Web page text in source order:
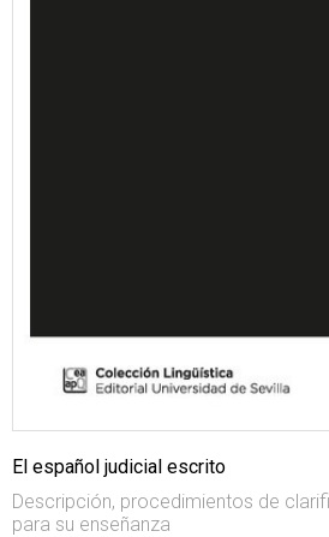
El español judicial escrito
Descripción, procedimientos de
para su enseñanza